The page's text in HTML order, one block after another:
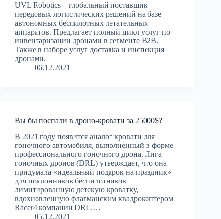
UVL Robotics – глобальный поставщик
передовых логистических решений на базе
автономных беспилотных летательных
аппаратов. Предлагает полный цикл услуг по
инвентаризации дронами в сегменте B2B.
Также в наборе услуг доставка и инспекция
дронами.
06.12.2021
Вы бы поспали в дроно-кровати за 25000$?
В 2021 году появится аналог кровати для
гоночного автомобиля, выполненный в форме
профессионального гоночного дрона. Лига
гоночных дронов (DRL) утверждает, что она
придумала «идеальный подарок на праздник»
для поклонников беспилотников —
лимитированную детскую кроватку,
вдохновленную флагманским квадрокоптером
Racer4 компании DRL.…
05.12.2021